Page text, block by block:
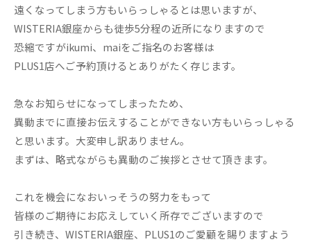
遠くなってしまう方もいらっしゃるとは思いますが、
WISTERIA銀座からも徒歩5分程の近所になりますので
恐縮ですがikumi、maiをご指名のお客様は
PLUS1店へご予約頂けるとありがたく存じます。
急なお知らせになってしまったため、
異動までに直接お伝えすることができない方もいらっしゃる
と思います。大変申し訳ありません。
まずは、略式ながらも異動のご挨拶とさせて頂きます。
これを機会になおいっそうの努力をもって
皆様のご期待にお応えしていく所存でございますので
引き続き、WISTERIA銀座、PLUS1のご愛顧を賜りますよう